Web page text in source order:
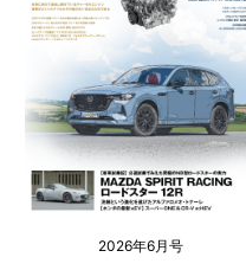
2026年6月号